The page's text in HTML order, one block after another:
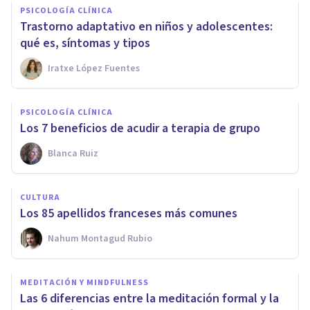
PSICOLOGÍA CLÍNICA
Trastorno adaptativo en niños y adolescentes:
qué es, síntomas y tipos
Iratxe López Fuentes
PSICOLOGÍA CLÍNICA
Los 7 beneficios de acudir a terapia de grupo
Blanca Ruiz
CULTURA
Los 85 apellidos franceses más comunes
Nahum Montagud Rubio
MEDITACIÓN Y MINDFULNESS
Las 6 diferencias entre la meditación formal y la